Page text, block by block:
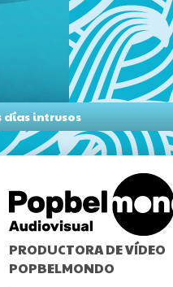
días intrusos
PRODUCTORA DE VÍDEO
POPBELMONDO